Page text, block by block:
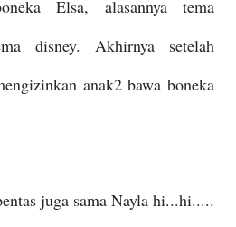
Elsa, alasannya tema
disney. Akhirnya setelah
anak2 bawa boneka
juga sama Nayla hi...hi.....